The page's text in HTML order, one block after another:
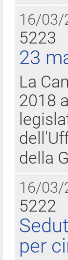
16/03/
5223
23
La
2018
della
16/03/
5222
per